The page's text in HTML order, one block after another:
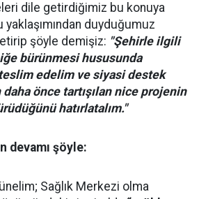
dile getirdiğimiz bu konuya
duyduğumuz
şöyle demişiz: "Şehirle ilgili
bürünmesi hususunda
teslim edelim ve siyasi destek
daha önce tartışılan nice projenin
hatırlatalım."
devamı şöyle:
Sağlık Merkezi olma